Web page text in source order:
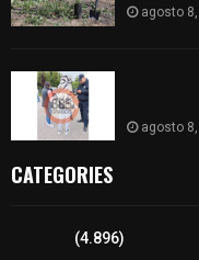
agosto
agosto
CATEGORIES
(4.896)